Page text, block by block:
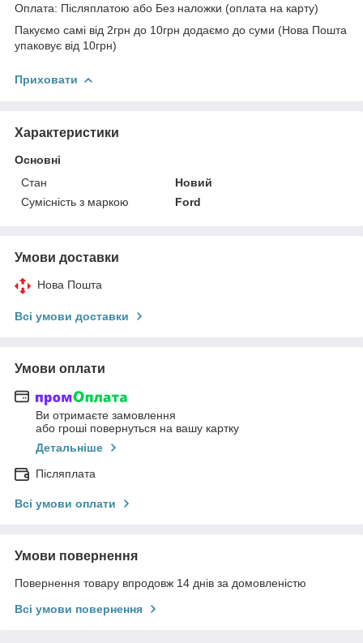
Оплата: Післяплатою або Без наложки (оплата на карту)
Пакуємо самі від 2грн до 10грн додаємо до суми (Нова Пошта
упаковує від 10грн)
Приховати
Характеристики
Основні
Стан
Новий
Сумісність з маркою
Ford
Умови доставки
Нова Пошта
Всі умови доставки
Умови оплати
Ви отримаєте замовлення
або гроші повернуться на вашу картку
Детальніше
Післяплата
Всі умови оплати
Умови повернення
Повернення товару впродовж 14 днів за домовленістю
Всі умови повернення